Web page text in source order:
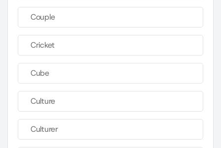
Couple
Cricket
Cube
Culture
Culturer